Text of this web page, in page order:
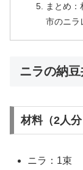
まとめ
市のニラ
ニラの納
材料（2人分
ニラ：1束